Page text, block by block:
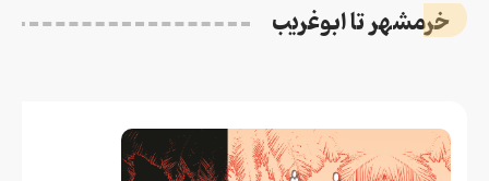
خرمشهر تا ابوغریب